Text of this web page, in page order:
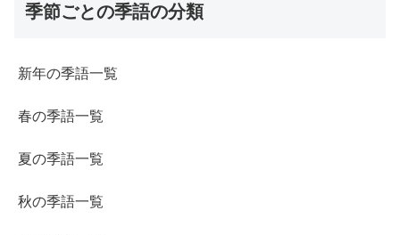
季節ごとの季語の分類
新年の季語一覧
春の季語一覧
夏の季語一覧
秋の季語一覧